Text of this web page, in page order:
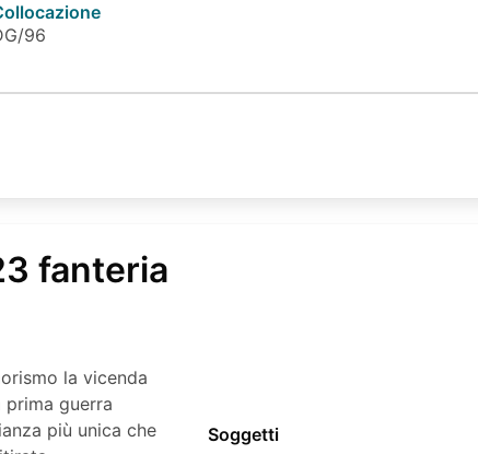
96
fanteria
la vicenda
guerra
più unica che
Soggetti